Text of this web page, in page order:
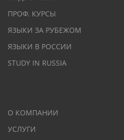
ПРОФ. КУРСЫ
ЯЗЫКИ ЗА РУБЕЖОМ
ЯЗЫКИ В РОССИИ
STUDY IN RUSSIA
О КОМПАНИИ
УСЛУГИ